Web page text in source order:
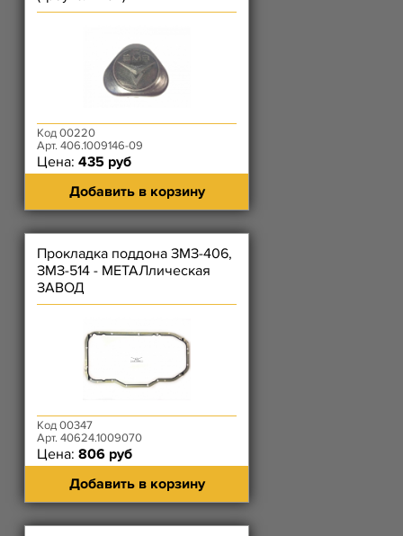
Код 00220
Арт. 406.1009146-09
Цена: 435 руб
Добавить в корзину
Прокладка поддона ЗМЗ-406,
ЗМЗ-514 - МЕТАЛлическая
ЗАВОД
Код 00347
Арт. 40624.1009070
Цена: 806 руб
Добавить в корзину